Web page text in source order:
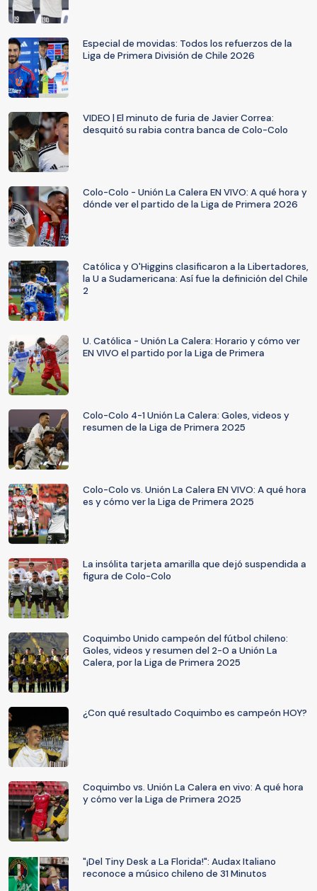
Especial de movidas: Todos los refuerzos de la
Liga de Primera División de Chile 2026
VIDEO | El minuto de furia de Javier Correa:
desquitó su rabia contra banca de Colo-Colo
Colo-Colo - Unión La Calera EN VIVO: A qué hora y
dónde ver el partido de la Liga de Primera 2026
Católica y O'Higgins clasificaron a la Libertadores,
la U a Sudamericana: Así fue la definición del Chile
2
U. Católica - Unión La Calera: Horario y cómo ver
EN VIVO el partido por la Liga de Primera
Colo-Colo 4-1 Unión La Calera: Goles, videos y
resumen de la Liga de Primera 2025
Colo-Colo vs. Unión La Calera EN VIVO: A qué hora
es y cómo ver la Liga de Primera 2025
La insólita tarjeta amarilla que dejó suspendida a
figura de Colo-Colo
Coquimbo Unido campeón del fútbol chileno:
Goles, videos y resumen del 2-0 a Unión La
Calera, por la Liga de Primera 2025
¿Con qué resultado Coquimbo es campeón HOY?
Coquimbo vs. Unión La Calera en vivo: A qué hora
y cómo ver la Liga de Primera 2025
"¡Del Tiny Desk a La Florida!": Audax Italiano
reconoce a músico chileno de 31 Minutos